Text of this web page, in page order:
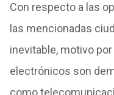
Con respecto a las
las mencionadas
inevitable, motivo
electrónicos son
como